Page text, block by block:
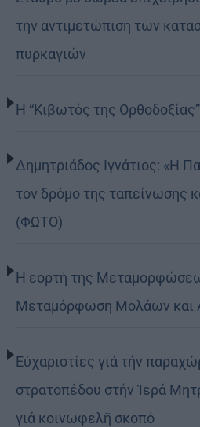
την αντιμετώπιση των
πυρκαγιών
Η “Κιβωτός της
Δημητριάδος Ιγνάτιος: «Η
τον δρόμο της ταπείνωσης
(ΦΩΤΟ)
Η εορτή της
Μεταμόρφωση Μολάων και
Εὐχαριστίες γιά τήν
στρατοπέδου στήν Ἱερά
γιά κοινωφελῆ σκοπό